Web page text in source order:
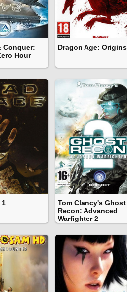
Conquer:
Hour
Dragon Age: Origins
1
Tom Clancy's Ghost
Recon: Advanced
Warfighter 2